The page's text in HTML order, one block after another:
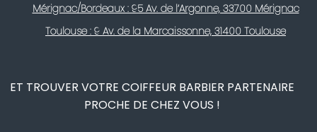
Mérignac/Bordeaux : 95 Av. de l’Argonne, 33700 Mérignac
Toulouse : 9 Av. de la Marcaissonne, 31400 Toulouse
ET TROUVER VOTRE COIFFEUR BARBIER PARTENAIRE
PROCHE DE CHEZ VOUS !